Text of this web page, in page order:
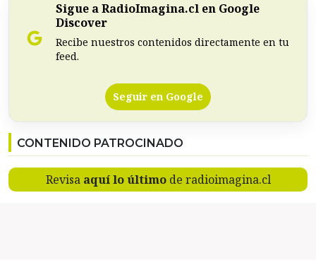
Sigue a RadioImagina.cl en Google
Discover
Recibe nuestros contenidos directamente en tu
feed.
Seguir en Google
CONTENIDO PATROCINADO
Revisa aquí lo últimode radioimagina.cl